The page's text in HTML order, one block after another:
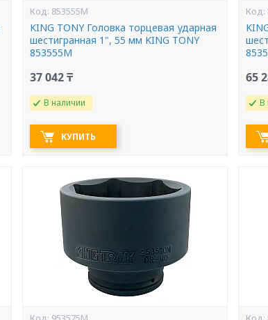
853555M
KING TONY Головка торцевая ударная
шестигранная 1", 55 мм KING TONY
853555M
37 042 ₸
В наличии
КУПИТЬ
65
В